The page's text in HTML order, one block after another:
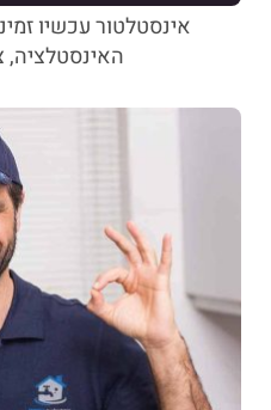
אינסטלטור עכשיו